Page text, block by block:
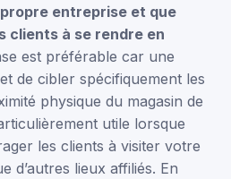
entreprise et que
clients à se rendre en
est préférable car une
de cibler spécifiquement les
physique du magasin de
utile lorsque
les clients à visiter votre
d’autres lieux affiliés. En